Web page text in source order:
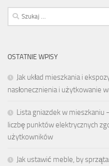
Szukaj:
OSTATNIE WPISY
Jak układ mieszkania i
nasłonecznienia i użytkowanie
Lista gniazdek w mieszkaniu
liczbę punktów elektrycznych
użytkowników
Jak ustawić meble, by